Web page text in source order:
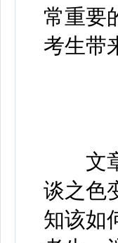
常重要
考生带
文章
谈之色
知该如